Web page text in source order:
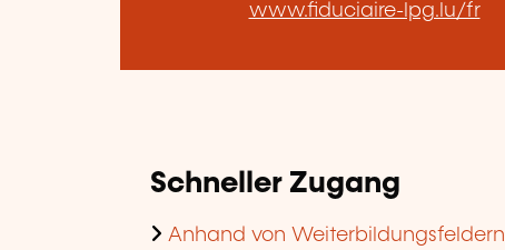
www.fiduciaire-lpg.lu/fr
Schneller Zugang
Anhand von Weiterbildungsfeldern